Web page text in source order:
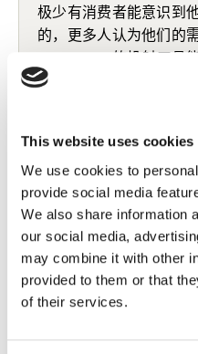
This website uses cookies
We use cookies to
provide social media
We also share information
our social media,
may combine it with other
provided to them or that
of their services.
极少有消费者能意识到
的，更多人认为他们的
场景下的消费者情感。
成了品类的关键时刻。
对品牌最具价值的微场
的情感共鸣和差异化。
NeedScope能够回答以
如何在各关键微场
性？
是否有尚未满足的